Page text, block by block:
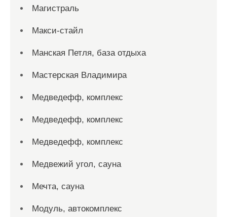
Магистраль
Макси-стайл
Манская Петля, база отдыха
Мастерская Владимира
Медведефф, комплекс
Медведефф, комплекс
Медведефф, комплекс
Медвежий угол, сауна
Мечта, сауна
Модуль, автокомплекс